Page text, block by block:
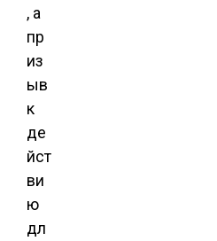
, а
пр
из
ыв
к
де
йст
ви
ю
дл